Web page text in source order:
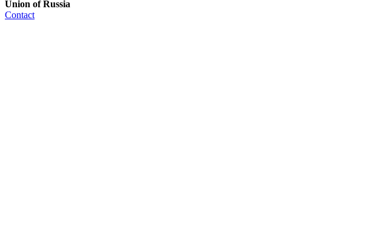
Union of Russia
Contact